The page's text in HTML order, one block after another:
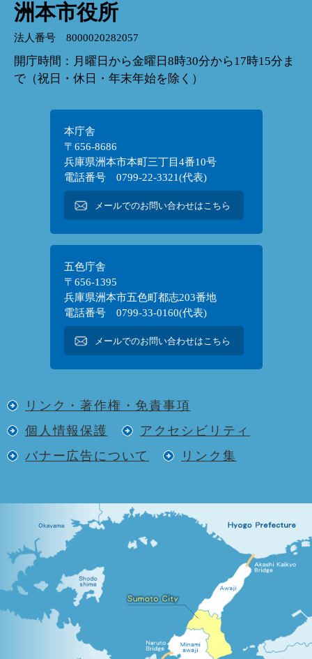
洲本市役所
法人番号 8000020282057
開庁時間：月曜日から金曜日8時30分から17時15分ま
で（祝日・休日・年末年始を除く）
本庁舎
〒656-8686
兵庫県洲本市本町三丁目4番10号
電話番号 0799-22-3321(代表)
メールでのお問い合わせはこちら
五色庁舎
〒656-1395
兵庫県洲本市五色町都志203番地
電話番号 0799-33-0160(代表)
メールでのお問い合わせはこちら
リンク・著作権・免責事項
個人情報保護
アクセシビリティ
バナー広告について
リンク集